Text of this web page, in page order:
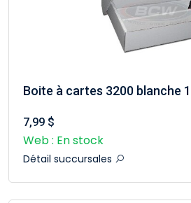
Boite à cartes 3200 blanche
7,99 $
Web : En stock
Détail succursales